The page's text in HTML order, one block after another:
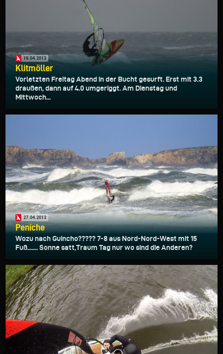
19.04.2013
Klitmöller
Vorletzten Freitag Abend in der Bucht gesurft. Erst mit 3.3
draußen, dann auf 4.0 umgeriggt. Am Dienstag und
Mittwoch...
27.04.2013
Peniche
Wozu nach Guincho????? 7-8 aus Nord-Nord-West mit 15
Fuß....... Sonne satt,Traum Tag nur wo sind die Anderen?